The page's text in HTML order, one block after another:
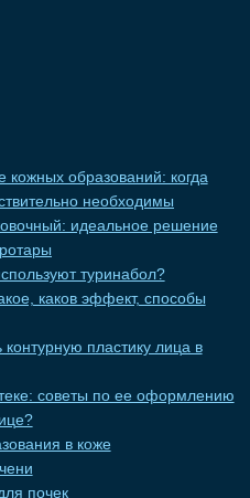
образований: когда
необходимы
идеальное решение
туринабол?
каков эффект, способы
пластику лица в
советы по ее оформлению
в коже
почек